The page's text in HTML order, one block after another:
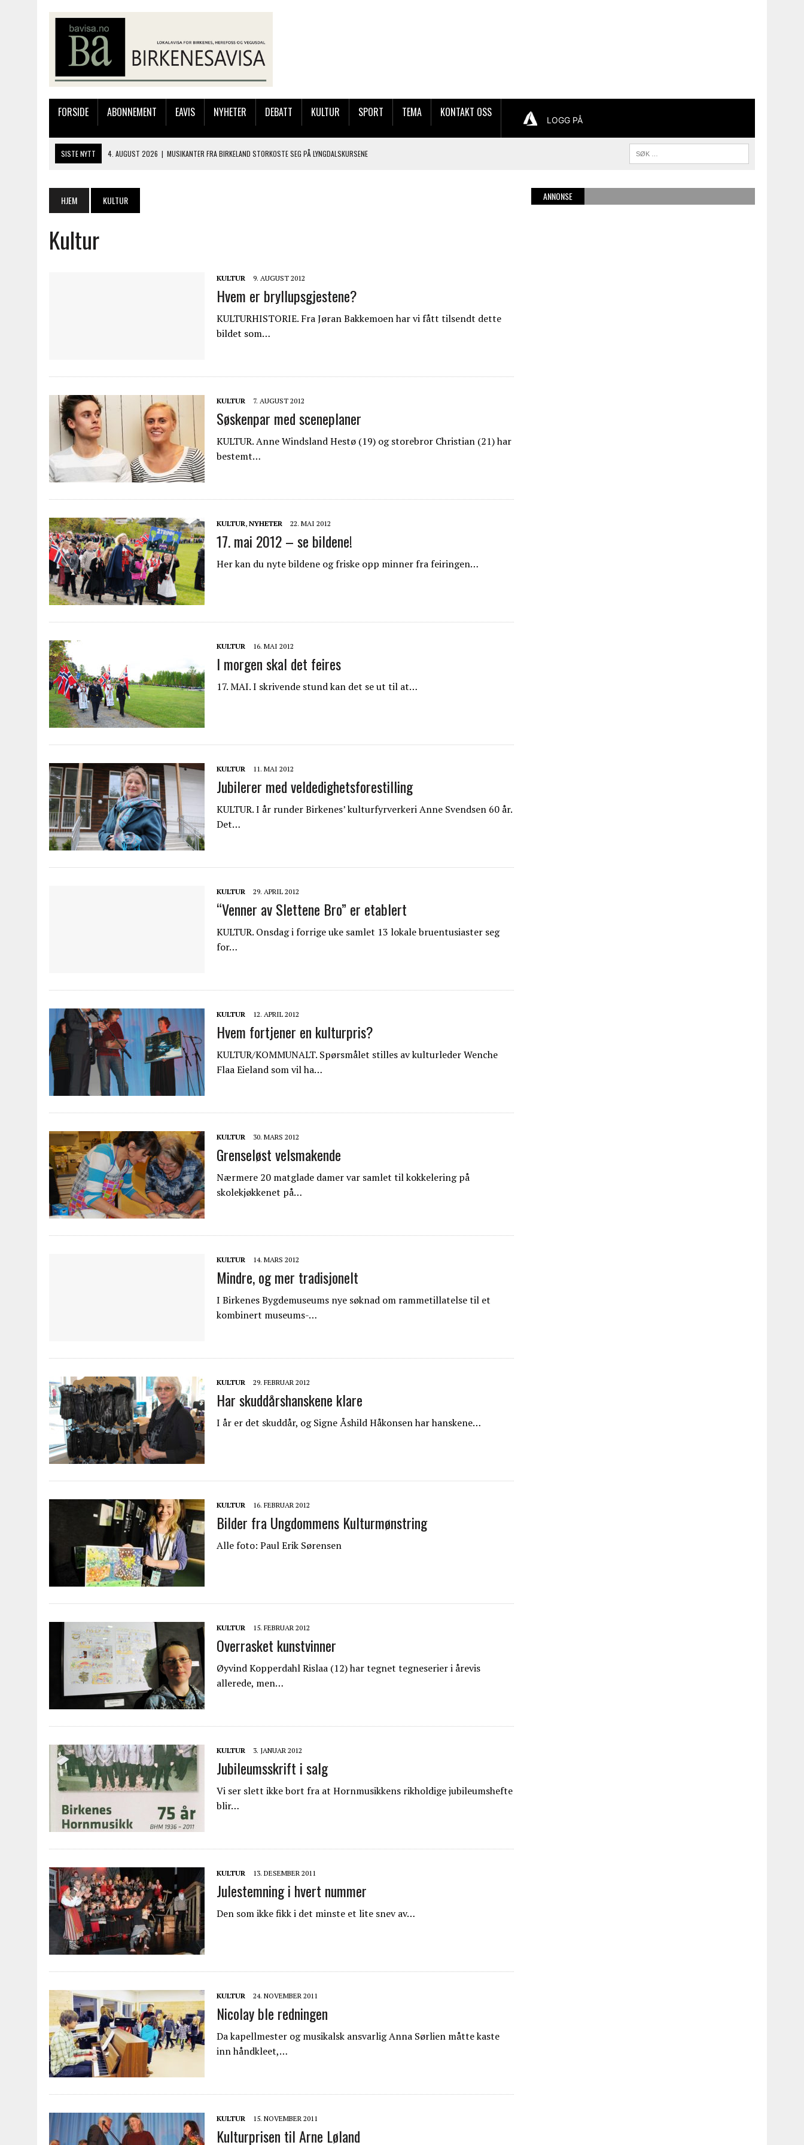
FORSIDE ABONNEMENT EAVIS NYHETER DEBATT KULTUR SPORT TEMA KONTAKT OSS
LOGG PÅ
SISTE NYTT 4. AUGUST 2026 | MUSIKANTER FRA BIRKELAND STORKOSTE SEG PÅ LYNGDALSKURSENE
28. JULI 2026 | JAKOB FRIIS TRIO KOMMER TIL BIRKELAND SØNDAG
4. AUGUST 2026
HJEM KULTUR
Kultur
KULTUR 9. AUGUST 2012
Hvem er bryllupsgjestene?
KULTURHISTORIE. Fra Jøran Bakkemoen har vi fått tilsendt dette
bildet som…
KULTUR 7. AUGUST 2012
Søskenpar med sceneplaner
KULTUR. Anne Windsland Hestø (19) og storebror Christian (21) har
bestemt…
KULTUR, NYHETER 22. MAI 2012
17. mai 2012 – se bildene!
Her kan du nyte bildene og friske opp minner fra feiringen…
KULTUR 16. MAI 2012
I morgen skal det feires
17. MAI. I skrivende stund kan det se ut til at…
KULTUR 11. MAI 2012
Jubilerer med veldedighetsforestilling
KULTUR. I år runder Birkenes’ kulturfyrverkeri Anne Svendsen 60 år.
Det…
KULTUR 29. APRIL 2012
“Venner av Slettene Bro” er etablert
KULTUR. Onsdag i forrige uke samlet 13 lokale bruentusiaster seg
for…
KULTUR 12. APRIL 2012
Hvem fortjener en kulturpris?
KULTUR/KOMMUNALT. Spørsmålet stilles av kulturleder Wenche
Flaa Eieland som vil ha…
KULTUR 30. MARS 2012
Grenseløst velsmakende
Nærmere 20 matglade damer var samlet til kokkelering på
skolekjøkkenet på…
KULTUR 14. MARS 2012
Mindre, og mer tradisjonelt
I Birkenes Bygdemuseums nye søknad om rammetillatelse til et
kombinert museums-…
KULTUR 29. FEBRUAR 2012
Har skuddårshanskene klare
I år er det skuddår, og Signe Åshild Håkonsen har hanskene…
KULTUR 16. FEBRUAR 2012
Bilder fra Ungdommens Kulturmønstring
Alle foto: Paul Erik Sørensen
KULTUR 15. FEBRUAR 2012
Overrasket kunstvinner
Øyvind Kopperdahl Rislaa (12) har tegnet tegneserier i årevis
allerede, men…
KULTUR 3. JANUAR 2012
Jubileumsskrift i salg
Vi ser slett ikke bort fra at Hornmusikkens rikholdige jubileumshefte
blir…
KULTUR 13. DESEMBER 2011
Julestemning i hvert nummer
Den som ikke fikk i det minste et lite snev av…
KULTUR 24. NOVEMBER 2011
Nicolay ble redningen
Da kapellmester og musikalsk ansvarlig Anna Sørlien måtte kaste
inn håndkleet,…
KULTUR 15. NOVEMBER 2011
Kulturprisen til Arne Løland
ANNONSE